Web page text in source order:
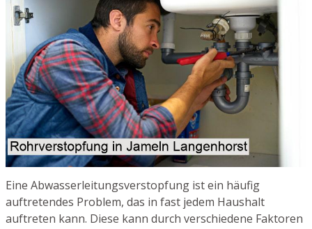
Eine Abwasserleitungsverstopfung ist ein häufig
auftretendes Problem, das in fast jedem Haushalt
auftreten kann. Diese kann durch verschiedene Faktoren